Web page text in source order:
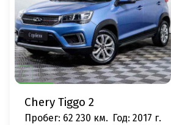
Chery Tiggo 2
Пробег: 62 230 км. Год: 2017 г.